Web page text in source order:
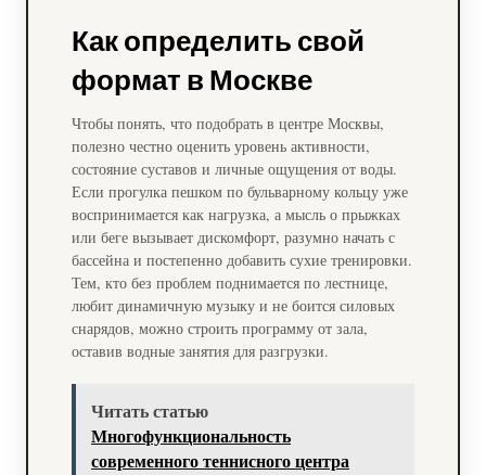
Как определить свой
формат в Москве
Чтобы понять, что подобрать в центре Москвы,
полезно честно оценить уровень активности,
состояние суставов и личные ощущения от воды.
Если прогулка пешком по бульварному кольцу уже
воспринимается как нагрузка, а мысль о прыжках
или беге вызывает дискомфорт, разумно начать с
бассейна и постепенно добавить сухие тренировки.
Тем, кто без проблем поднимается по лестнице,
любит динамичную музыку и не боится силовых
снарядов, можно строить программу от зала,
оставив водные занятия для разгрузки.
Читать статью
Многофункциональность
современного теннисного центра